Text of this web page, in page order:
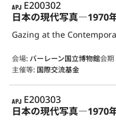
APJ
E200302
日本の現代写真―1970
会場:バーレーン国立博物館会
主催等: 国際交流基金
APJ
E200303
日本の現代写真―1970